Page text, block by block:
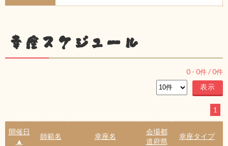
幸座スケジュール
0 - 0件 /0件
1
開催日
▲
師範名 幸座名
会場都
道府県
幸座タイプ